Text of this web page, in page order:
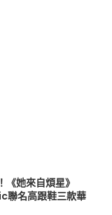
《她來自煩星》
名高跟鞋三款華